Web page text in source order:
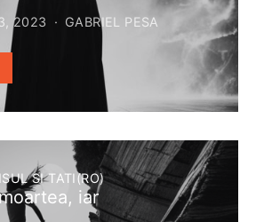
2023 GABRIEL PESA
SI TATI(RO)
iar